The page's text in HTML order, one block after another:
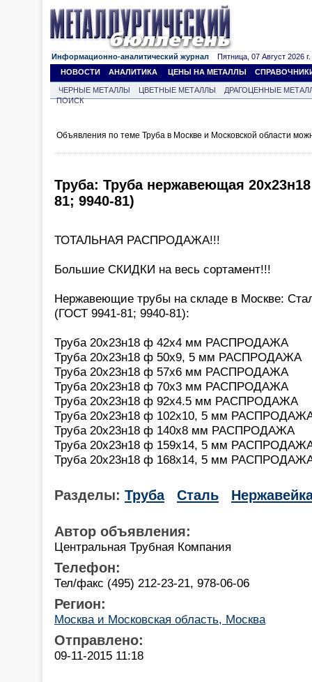
Информационно-аналитический журнал Пятница, 07 Август 2026 г.
НОВОСТИ
АНАЛИТИКА ЦЕНЫ НА МЕТАЛЛЫ
ЧЕРНЫЕ МЕТАЛЛЫ ЦВЕТНЫЕ МЕТАЛЛЫ
ДРАГОЦЕННЫЕ
ПОИСК
Объявления по теме Труба в Москве и Московской области
Труба: Труба нержавеющая
81; 9940-81)
ТОТАЛЬНАЯ РАСПРОДАЖА!!!
Большие СКИДКИ на весь сортамент!!!
Нержавеющие трубы на складе в Москве:
(ГОСТ 9941-81; 9940-81):
Труба 20х23н18 ф 42х4 мм РАСПРОДАЖА
Труба 20х23н18 ф 50х9, 5 мм РАСПРОДАЖА
Труба 20х23н18 ф 57х6 мм РАСПРОДАЖА
Труба 20х23н18 ф 70х3 мм РАСПРОДАЖА
Труба 20х23н18 ф 92х4.5 мм РАСПРОДАЖА
Труба 20х23н18 ф 102х10, 5 мм
Труба 20х23н18 ф 140х8 мм РАСПРОДАЖА
Труба 20х23н18 ф 159х14, 5 мм
Труба 20х23н18 ф 168х14, 5 мм
Разделы: Труба Сталь
Автор объявления:
Центральная Трубная Компания
Телефон:
Тел/факс (495) 212-23-21, 978-06-06
Регион:
Москва и Московская область, Москва
Отправлено:
09-11-2015 11:18